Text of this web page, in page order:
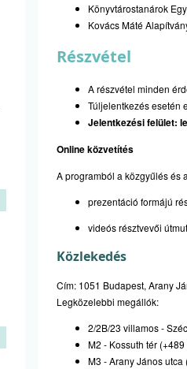
Könyvtárostanárok
Kovács Máté
Részvétel
A részvétel minden
Túljelentkezés esetén
Jelentkezési felület:
Online közvetítés
A programból a közgyűlés és
prezentáció formájú
videós résztvevői
Közlekedés
Cím: 1051 Budapest, Arany
Legközelebbi megállók:
2/2B/23 villamos -
M2 - Kossuth tér (+489
M3 - Arany János utca